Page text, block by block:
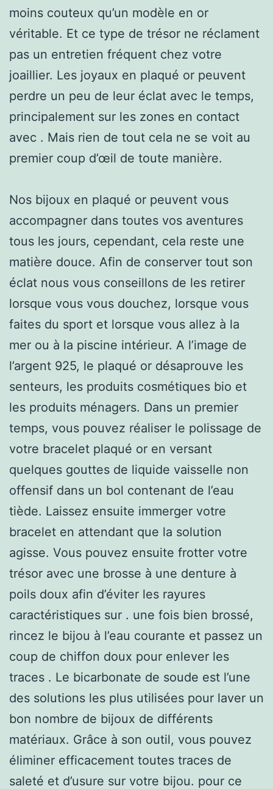
moins couteux qu’un modèle en or
véritable. Et ce type de trésor ne réclament
pas un entretien fréquent chez votre
joaillier. Les joyaux en plaqué or peuvent
perdre un peu de leur éclat avec le temps,
principalement sur les zones en contact
avec . Mais rien de tout cela ne se voit au
premier coup d’œil de toute manière.
Nos bijoux en plaqué or peuvent vous
accompagner dans toutes vos aventures
tous les jours, cependant, cela reste une
matière douce. Afin de conserver tout son
éclat nous vous conseillons de les retirer
lorsque vous vous douchez, lorsque vous
faites du sport et lorsque vous allez à la
mer ou à la piscine intérieur. A l’image de
l’argent 925, le plaqué or désaprouve les
senteurs, les produits cosmétiques bio et
les produits ménagers. Dans un premier
temps, vous pouvez réaliser le polissage de
votre bracelet plaqué or en versant
quelques gouttes de liquide vaisselle non
offensif dans un bol contenant de l’eau
tiède. Laissez ensuite immerger votre
bracelet en attendant que la solution
agisse. Vous pouvez ensuite frotter votre
trésor avec une brosse à une denture à
poils doux afin d’éviter les rayures
caractéristiques sur . une fois bien brossé,
rincez le bijou à l’eau courante et passez un
coup de chiffon doux pour enlever les
traces . Le bicarbonate de soude est l’une
des solutions les plus utilisées pour laver un
bon nombre de bijoux de différents
matériaux. Grâce à son outil, vous pouvez
éliminer efficacement toutes traces de
saleté et d’usure sur votre bijou. pour ce